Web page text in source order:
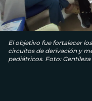
El objetivo fue fortalecer
circuitos de derivación y
pediátricos. Foto: Gentileza